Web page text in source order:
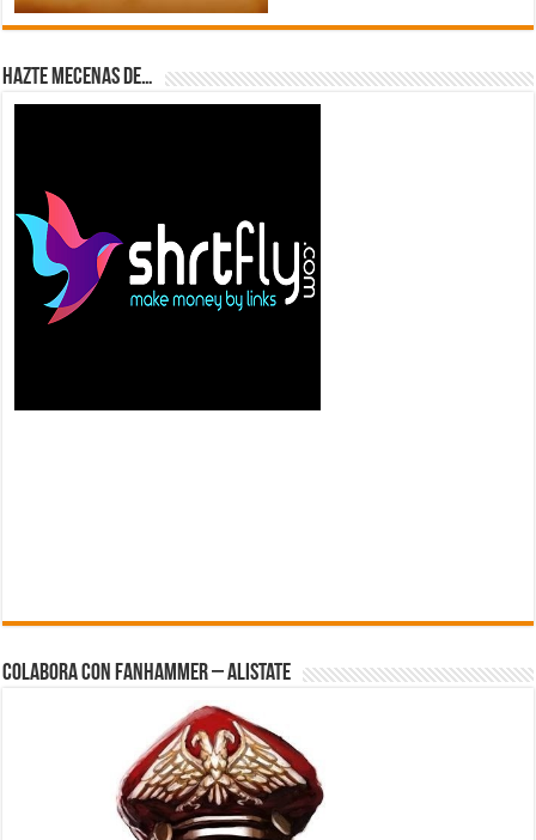
Hazte Mecenas de…
Colabora con FanHammer – Alistate